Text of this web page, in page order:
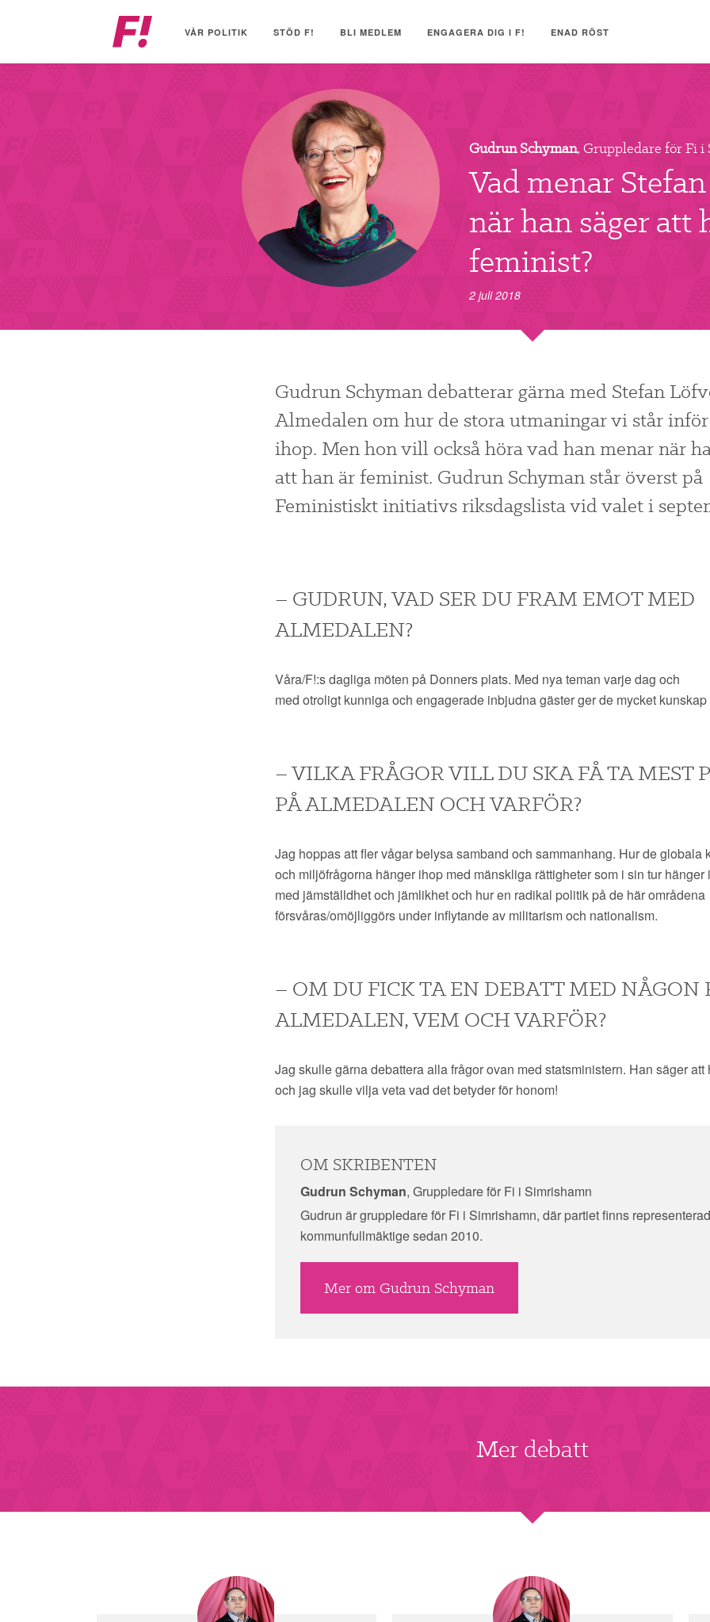
initiativ
VÅR POLITIK STÖD F! BLI MEDLEM ENGAGERA DIG I F! ENAD RÖST
Gudrun Schyman, Gruppledare för Fi i
Vad menar
när han säger att
feminist?
2 juli 2018
Gudrun Schyman debatterar gärna med Stefan
Almedalen om hur de stora utmaningar vi står
ihop. Men hon vill också höra vad han menar när
att han är feminist. Gudrun Schyman står överst på
Feministiskt initiativs riksdagslista vid valet i
– GUDRUN, VAD SER DU FRAM EMOT MED
ALMEDALEN?
Våra/F!:s dagliga möten på Donners plats. Med nya teman varje dag och
med otroligt kunniga och engagerade inbjudna gäster ger de mycket
– VILKA FRÅGOR VILL DU SKA FÅ TA MEST
PÅ ALMEDALEN OCH VARFÖR?
Jag hoppas att fler vågar belysa samband och sammanhang. Hur de globala
och miljöfrågorna hänger ihop med mänskliga rättigheter som i sin tur hänger
med jämställdhet och jämlikhet och hur en radikal politik på de här områdena
försvåras/omöjliggörs under inflytande av militarism och nationalism.
– OM DU FICK TA EN DEBATT MED NÅGON
ALMEDALEN, VEM OCH VARFÖR?
Jag skulle gärna debattera alla frågor ovan med statsministern. Han säger att
och jag skulle vilja veta vad det betyder för honom!
OM SKRIBENTEN
Gudrun Schyman, Gruppledare för Fi i Simrishamn
Gudrun är gruppledare för Fi i Simrishamn, där partiet finns
kommunfullmäktige sedan 2010.
Mer om Gudrun Schyman
Mer debatt